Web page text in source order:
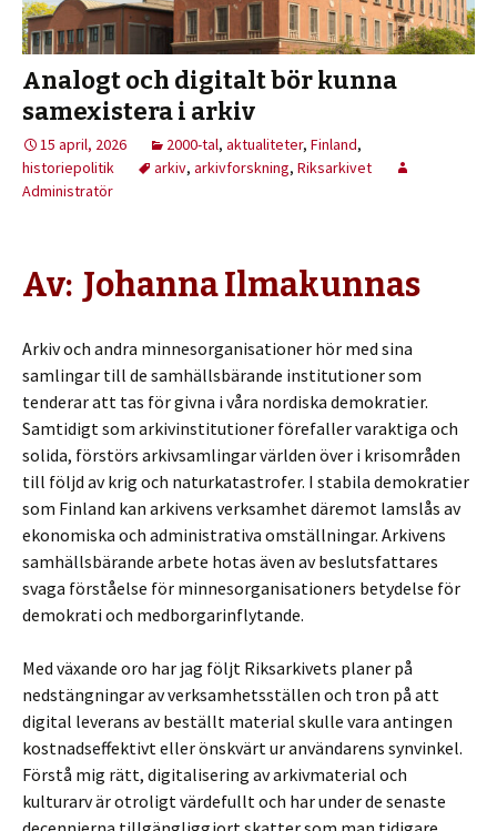
Analogt och digitalt bör kunna
samexistera i arkiv
15 april, 2026 2000-tal, aktualiteter, Finland,
historiepolitik
arkiv, arkivforskning, Riksarkivet
Administratör
Av: Johanna Ilmakunnas
Arkiv och andra minnesorganisationer hör med sina
samlingar till de samhällsbärande institutioner som
tenderar att tas för givna i våra nordiska demokratier.
Samtidigt som arkivinstitutioner förefaller varaktiga och
solida, förstörs arkivsamlingar världen över i krisområden
till följd av krig och naturkatastrofer. I stabila demokratier
som Finland kan arkivens verksamhet däremot lamslås av
ekonomiska och administrativa omställningar. Arkivens
samhällsbärande arbete hotas även av beslutsfattares
svaga förståelse för minnesorganisationers betydelse för
demokrati och medborgarinflytande.
Med växande oro har jag följt Riksarkivets planer på
nedstängningar av verksamhetsställen och tron på att
digital leverans av beställt material skulle vara antingen
kostnadseffektivt eller önskvärt ur användarens synvinkel.
Förstå mig rätt, digitalisering av arkivmaterial och
kulturarv är otroligt värdefullt och har under de senaste